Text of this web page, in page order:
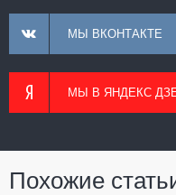
МЫ ВКОНТАКТЕ
МЫ В ЯНДЕКС
Похожие